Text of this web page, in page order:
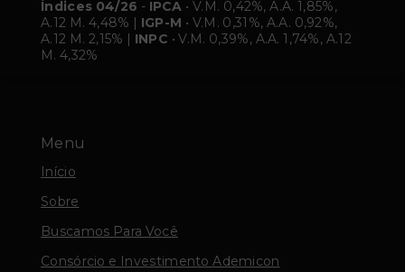
Menu
Início
Sobre
Buscamos Para Você
Consórcio e Investimento Ademicon
Índices 04/26 - IPCA • V.M. 0,42%, A.A. 1,85%,
A.12 M. 4,48% | IGP-M • V.M. 0,31%, A.A. 0,92%,
A.12 M. 2,15% | INPC • V.M. 0,39%, A.A. 1,74%, A.12
M. 4,32%